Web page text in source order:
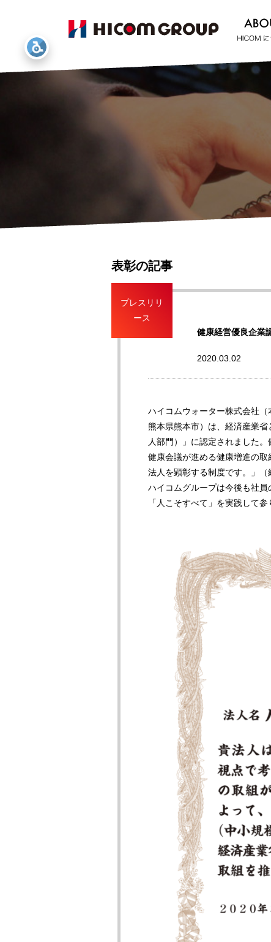
表彰の記事
プレスリリ
ース
健康経営優良企業
2020.03.02
ハイコムウォーター株式会社
熊本県熊本市）は、経済産業
人部門）」に認定されました
健康会議が進める健康増進の
法人を顕彰する制度です。」（
ハイコムグループは今後も社
「人こそすべて」を実践して参